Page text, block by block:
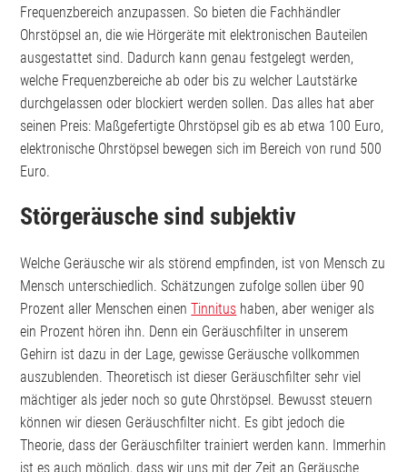
Frequenzbereich anzupassen. So bieten die Fachhändler
Ohrstöpsel an, die wie Hörgeräte mit elektronischen Bauteilen
ausgestattet sind. Dadurch kann genau festgelegt werden,
welche Frequenzbereiche ab oder bis zu welcher Lautstärke
durchgelassen oder blockiert werden sollen. Das alles hat aber
seinen Preis: Maßgefertigte Ohrstöpsel gib es ab etwa 100 Euro,
elektronische Ohrstöpsel bewegen sich im Bereich von rund 500
Euro.
Störgeräusche sind subjektiv
Welche Geräusche wir als störend empfinden, ist von Mensch zu
Mensch unterschiedlich. Schätzungen zufolge sollen über 90
Prozent aller Menschen einenTinnitus haben, aber weniger als
ein Prozent hören ihn. Denn ein Geräuschfilter in unserem
Gehirn ist dazu in der Lage, gewisse Geräusche vollkommen
auszublenden. Theoretisch ist dieser Geräuschfilter sehr viel
mächtiger als jeder noch so gute Ohrstöpsel. Bewusst steuern
können wir diesen Geräuschfilter nicht. Es gibt jedoch die
Theorie, dass der Geräuschfilter trainiert werden kann. Immerhin
ist es auch möglich, dass wir uns mit der Zeit an Geräusche